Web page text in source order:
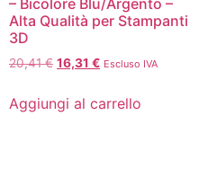
Alta Qualità per Stampanti
3D
20,41€ 16,31 € Escluso IVA
Aggiungi al carrello